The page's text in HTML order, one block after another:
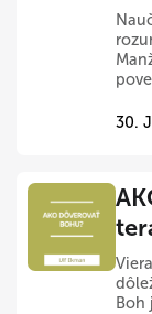
30.
Boh